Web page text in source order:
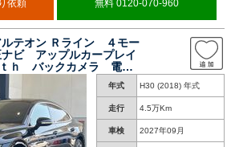
依頼 無料 0120-070-960
ルテオン Ｒライン ４モー
ナビ アップルカープレイ
ｈ バックカメラ 電動
ザーシート シートヒー
ルミホイール ＬＥＤヘ
ト スマートキー
年式 H30 (2018) 年式
走行 4.5万Km
車検 2027年09月